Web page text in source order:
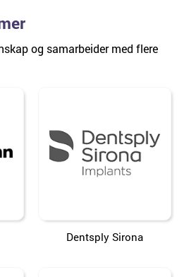
og samarbeider med flere
Dentsply Sirona